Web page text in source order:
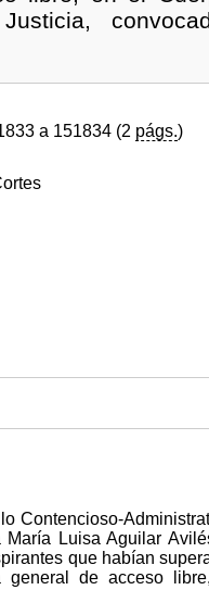
a 151834 (2 págs.)
Contencioso-
Luisa Aguilar
que habían
de acceso